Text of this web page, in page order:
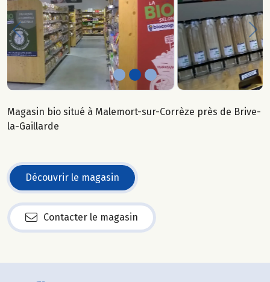
Previous
Magasin bio situé à Malemort-sur-Corrèze près de Brive-
la-Gaillarde
Découvrir le magasin
Contacter le magasin